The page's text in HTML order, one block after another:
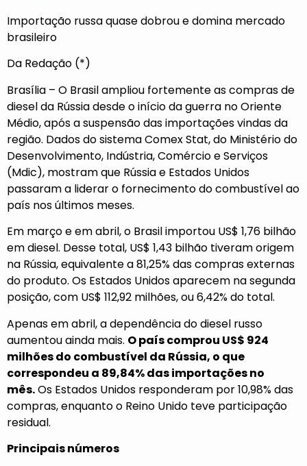
Importação russa quase dobrou e domina mercado
brasileiro
Da Redação (*)
Brasília – O Brasil ampliou fortemente as compras de
diesel da Rússia desde o início da guerra no Oriente
Médio, após a suspensão das importações vindas da
região. Dados do sistema Comex Stat, do Ministério do
Desenvolvimento, Indústria, Comércio e Serviços
(Mdic), mostram que Rússia e Estados Unidos
passaram a liderar o fornecimento do combustível ao
país nos últimos meses.
Em março e em abril, o Brasil importou US$ 1,76 bilhão
em diesel. Desse total, US$ 1,43 bilhão tiveram origem
na Rússia, equivalente a 81,25% das compras externas
do produto. Os Estados Unidos aparecem na segunda
posição, com US$ 112,92 milhões, ou 6,42% do total.
Apenas em abril, a dependência do diesel russo
aumentou ainda mais. O país comprou US$ 924
milhões do combustível da Rússia, o que
correspondeu a 89,84% das importações no
mês.Os Estados Unidos responderam por 10,98% das
compras, enquanto o Reino Unido teve participação
residual.
Principais números